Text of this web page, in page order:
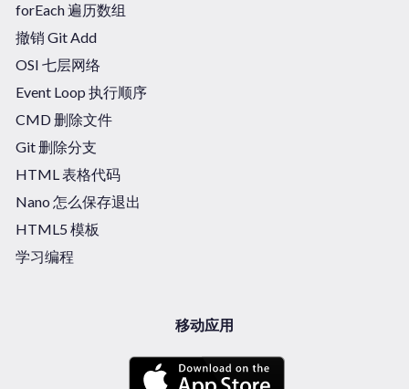
forEach 遍历数组
撤销 Git Add
OSI 七层网络
Event Loop 执行顺序
CMD 删除文件
Git 删除分支
HTML 表格代码
Nano 怎么保存退出
HTML5 模板
学习编程
移动应用